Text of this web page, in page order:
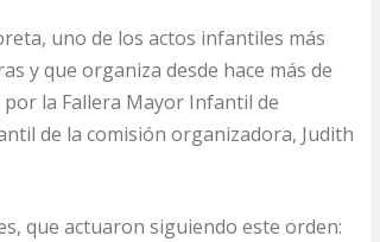
uno de los actos infantiles más
y que organiza desde hace más de
la Fallera Mayor Infantil de
de la comisión organizadora, Judith
que actuaron siguiendo este orden: